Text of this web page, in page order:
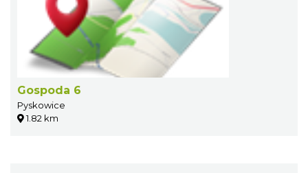
Gospoda 6
Pyskowice
1.82 km